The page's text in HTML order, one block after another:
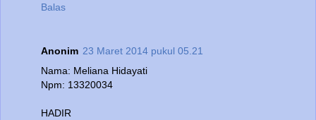
Balas
Anonim 23 Maret 2014 pukul 05.21
Nama: Meliana Hidayati
Npm: 13320034
HADIR